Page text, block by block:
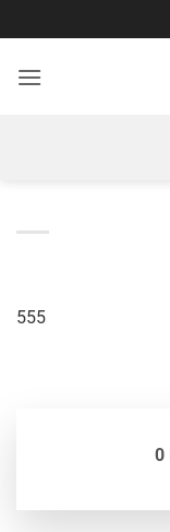
qua
nội
555
0